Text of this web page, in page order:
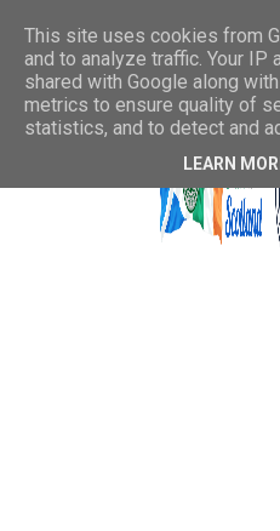
This site uses cookies from
and to analyze traffic. Your IP
shared with Google along
metrics to ensure quality of
statistics, and to detect and
LEARN